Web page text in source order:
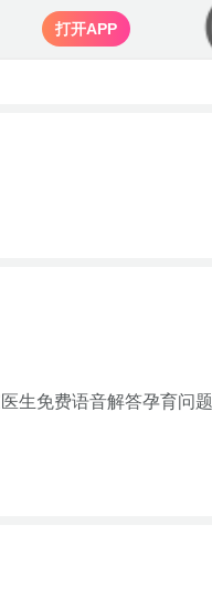
打开APP
生免费语音解答孕育问